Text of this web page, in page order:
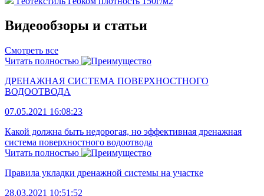
Видеообзоры и статьи
Смотреть все
Читать полностью
ДРЕНАЖНАЯ СИСТЕМА ПОВЕРХНОСТНОГО
ВОДООТВОДА
07.05.2021 16:08:23
Какой должна быть недорогая, но эффективная дренажная
система поверхностного водоотвода
Читать полностью
Правила укладки дренажной системы на участке
28.03.2021 10:51:52